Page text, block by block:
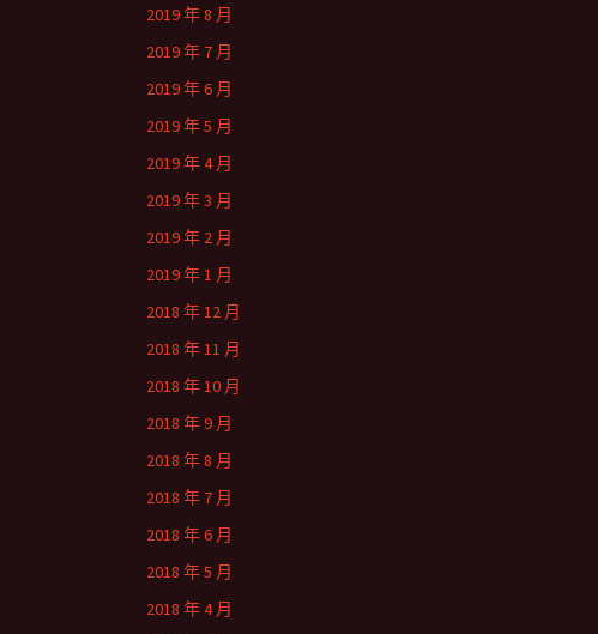
2019 年 8 月
2019 年 7 月
2019 年 6 月
2019 年 5 月
2019 年 4 月
2019 年 3 月
2019 年 2 月
2019 年 1 月
2018 年 12 月
2018 年 11 月
2018 年 10 月
2018 年 9 月
2018 年 8 月
2018 年 7 月
2018 年 6 月
2018 年 5 月
2018 年 4 月